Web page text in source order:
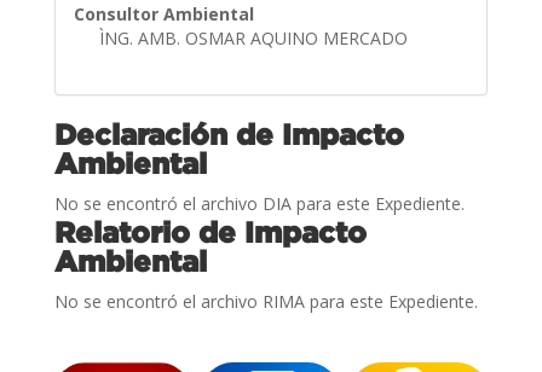
Consultor Ambiental
ÌNG. AMB. OSMAR AQUINO MERCADO
Declaración de Impacto
Ambiental
No se encontró el archivo DIA para este Expediente.
Relatorio de Impacto
Ambiental
No se encontró el archivo RIMA para este Expediente.